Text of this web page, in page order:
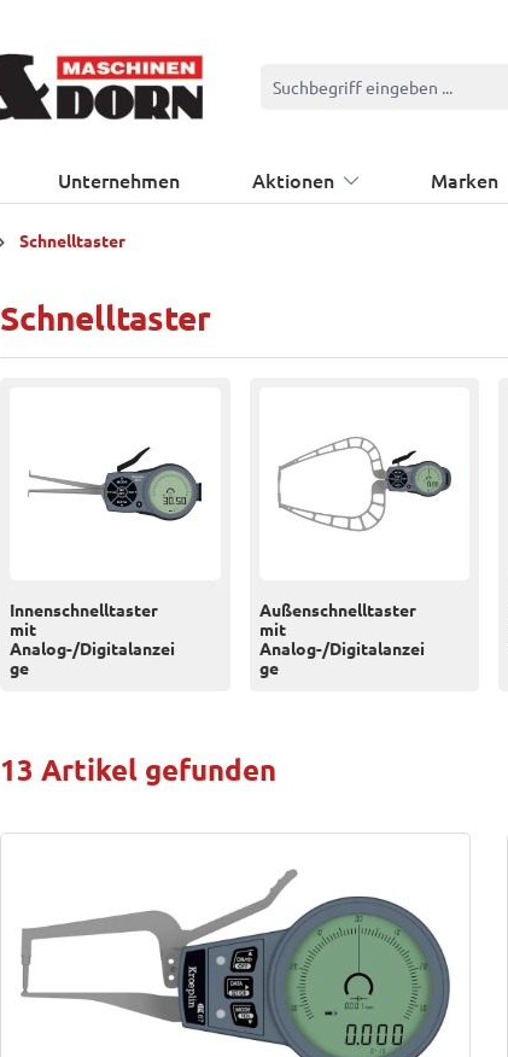
Unternehmen Aktionen Marken
Schnelltaster
Schnelltaster
Innenschnelltaster
mit
Analog-/Digitalanzei
ge
Außenschnelltaster
mit
Analog-/Digitalanzei
ge
13 Artikel gefunden